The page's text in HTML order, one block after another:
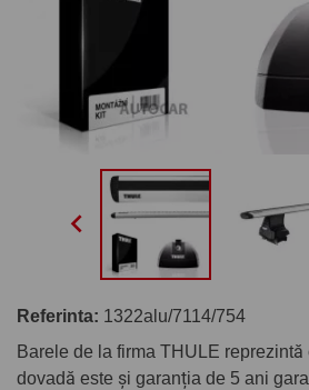

Referinta: 1322alu/7114/754
Barele de la firma THULE
dovadă este și garanția de 5 ani